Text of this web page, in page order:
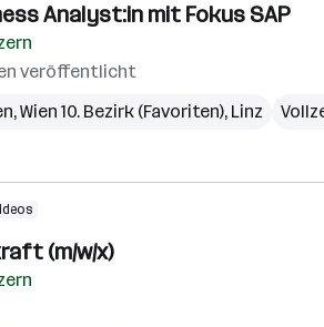
Analyst:in mit Fokus SAP
veröffentlicht
,Wien 10. Bezirk (Favoriten), Linz
(m/w/x)